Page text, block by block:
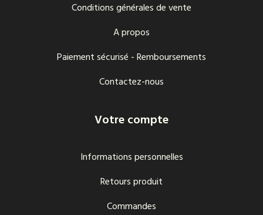
Conditions générales de vente
A propos
Paiement sécurisé - Remboursements
Contactez-nous
Votre compte
Informations personnelles
Retours produit
Commandes